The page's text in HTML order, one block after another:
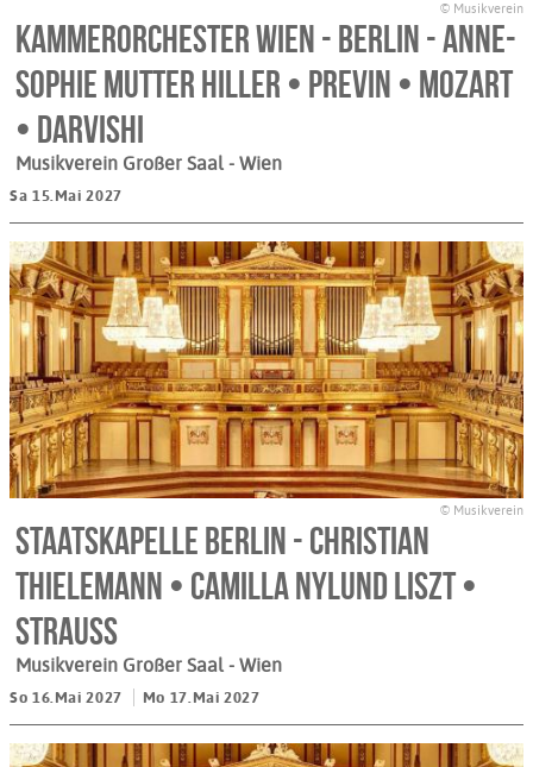
© Musikverein
Kammerorchester Wien - Berlin - Anne-
Sophie Mutter Hiller • Previn • Mozart
• Darvishi
Musikverein Großer Saal - Wien
Sa 15.Mai 2027
© Musikverein
Staatskapelle Berlin - Christian
Thielemann • Camilla Nylund Liszt •
Strauss
Musikverein Großer Saal - Wien
So 16.Mai 2027 Mo 17.Mai 2027